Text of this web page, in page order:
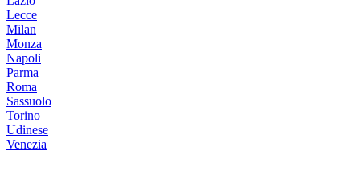
Lecce
Milan
Monza
Napoli
Parma
Roma
Sassuolo
Torino
Udinese
Venezia